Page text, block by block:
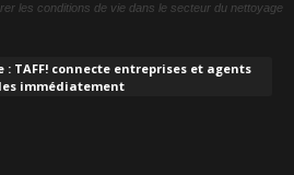
les conditions de vie dans le secteur du nettoyage
: TAFF! connecte entreprises et agents
immédiatement